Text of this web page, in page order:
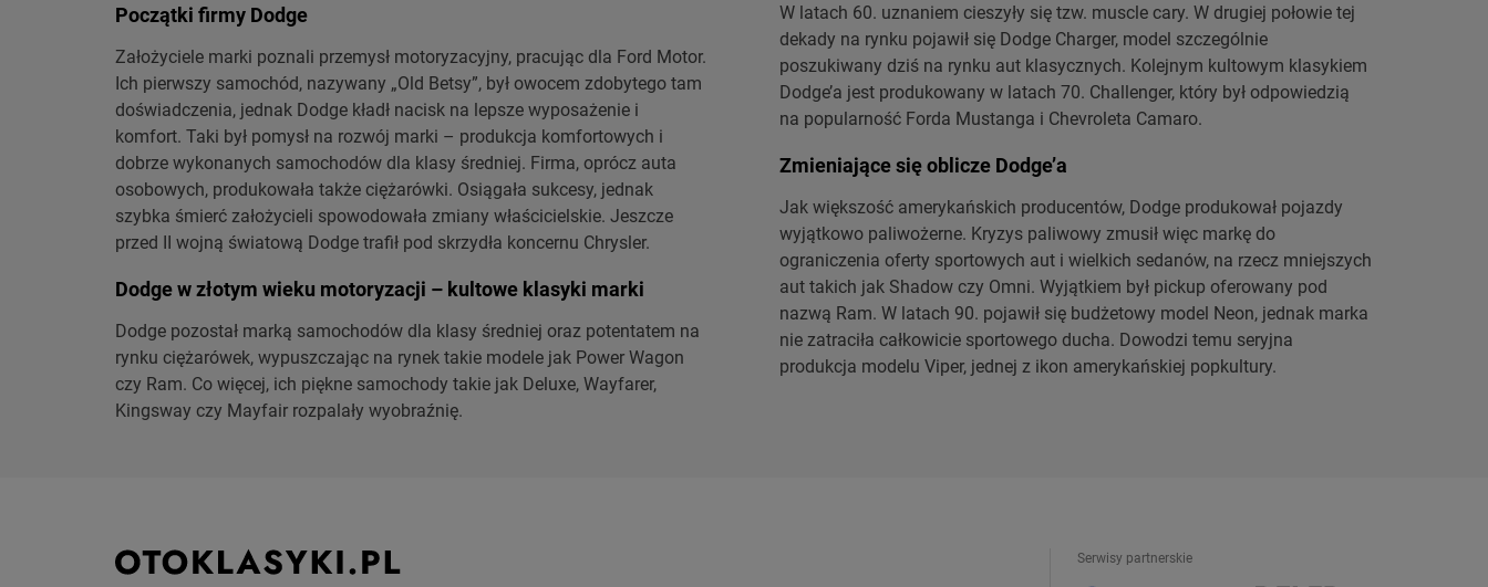
Początki firmy Dodge
Założyciele marki poznali przemysł motoryzacyjny, pracując dla Ford Motor.
Ich pierwszy samochód, nazywany „Old Betsy”, był owocem zdobytego tam
doświadczenia, jednak Dodge kładł nacisk na lepsze wyposażenie i
komfort. Taki był pomysł na rozwój marki – produkcja komfortowych i
dobrze wykonanych samochodów dla klasy średniej. Firma, oprócz auta
osobowych, produkowała także ciężarówki. Osiągała sukcesy, jednak
szybka śmierć założycieli spowodowała zmiany właścicielskie. Jeszcze
przed II wojną światową Dodge trafił pod skrzydła koncernu Chrysler.
Dodge w złotym wieku motoryzacji – kultowe klasyki marki
Dodge pozostał marką samochodów dla klasy średniej oraz potentatem na
rynku ciężarówek, wypuszczając na rynek takie modele jak Power Wagon
czy Ram. Co więcej, ich piękne samochody takie jak Deluxe, Wayfarer,
Kingsway czy Mayfair rozpalały wyobraźnię.
W latach 60. uznaniem cieszyły się tzw. muscle cary. W drugiej połowie tej
dekady na rynku pojawił się Dodge Charger, model szczególnie
poszukiwany dziś na rynku aut klasycznych. Kolejnym kultowym klasykiem
Dodge’a jest produkowany w latach 70. Challenger, który był odpowiedzią
na popularność Forda Mustanga i Chevroleta Camaro.
Zmieniające się oblicze Dodge’a
Jak większość amerykańskich producentów, Dodge produkował pojazdy
wyjątkowo paliwożerne. Kryzys paliwowy zmusił więc markę do
ograniczenia oferty sportowych aut i wielkich sedanów, na rzecz mniejszych
aut takich jak Shadow czy Omni. Wyjątkiem był pickup oferowany pod
nazwą Ram. W latach 90. pojawił się budżetowy model Neon, jednak marka
nie zatraciła całkowicie sportowego ducha. Dowodzi temu seryjna
produkcja modelu Viper, jednej z ikon amerykańskiej popkultury.
Serwisy partnerskie